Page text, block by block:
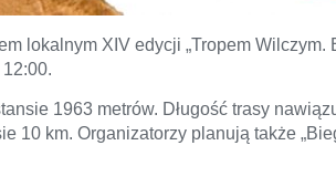
lokalnym XIV edycji „Tropem
1963 metrów. Długość trasy
km. Organizatorzy planują także